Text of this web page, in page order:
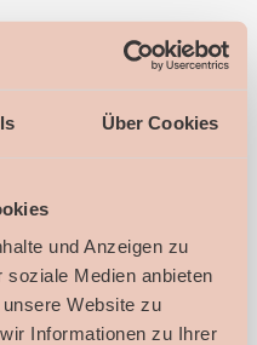
Über Cookies
und Anzeigen zu
soziale Medien anbieten
Website zu
Informationen zu Ihrer
19
Auswählen